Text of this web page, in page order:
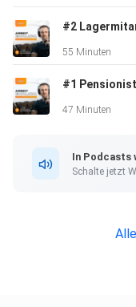
55 Minuten
47 Minuten
In Podcasts
Schalte jetzt